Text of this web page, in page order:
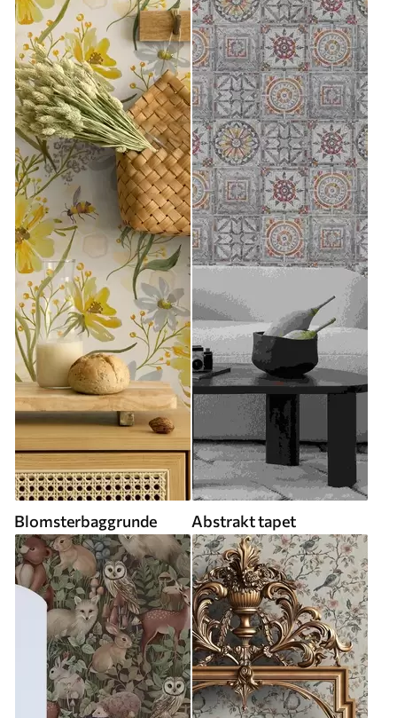
Blomsterbaggrunde Abstrakt tapet